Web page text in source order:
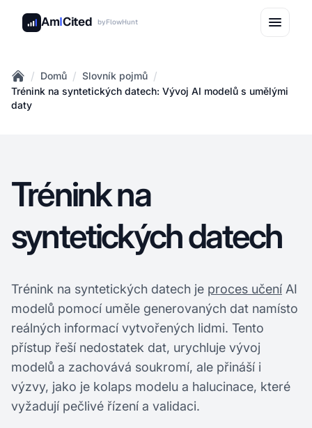
AmICited byFlowHunt
Home
/ Domů / Slovník pojmů /
Trénink na syntetických datech: Vývoj AI modelů s umělými
daty
Trénink na
syntetických datech
Trénink na syntetických datech je proces učení AI
modelů pomocí uměle generovaných dat namísto
reálných informací vytvořených lidmi. Tento
přístup řeší nedostatek dat, urychluje vývoj
modelů a zachovává soukromí, ale přináší i
výzvy, jako je kolaps modelu a halucinace, které
vyžadují pečlivé řízení a validaci.